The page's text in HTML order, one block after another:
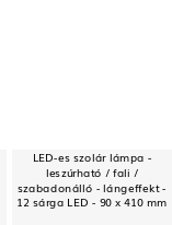
LED-es szolár lámpa -
leszúrható / fali /
szabadonálló - lángeffekt -
12 sárga LED - 90 x 410 mm